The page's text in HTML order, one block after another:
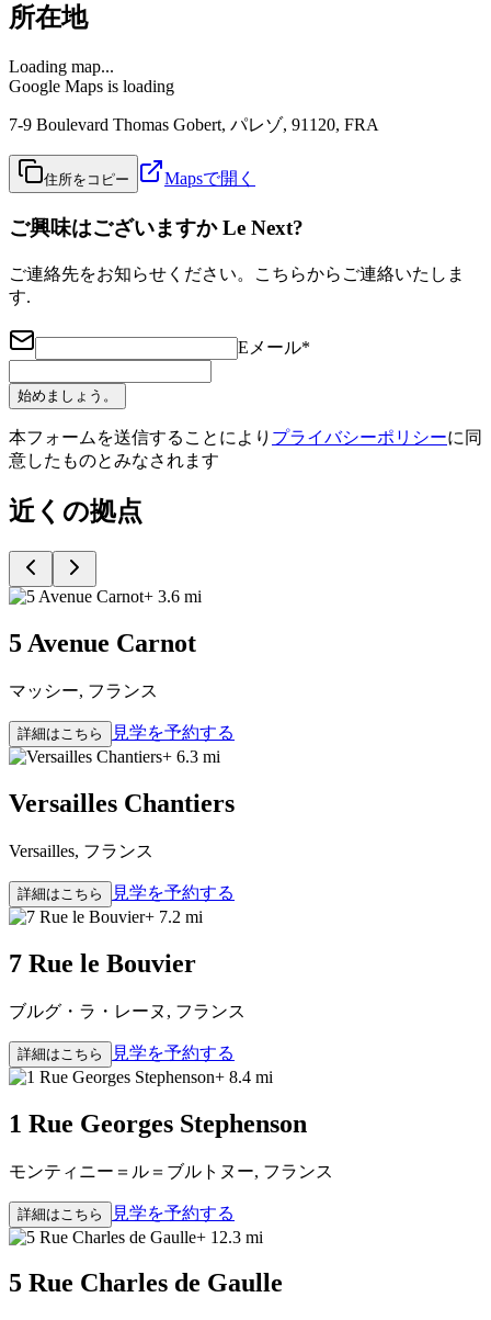
所在地
Loading map...
Google Maps is loading
7-9 Boulevard Thomas Gobert, パレゾ, 91120, FRA
住所をコピー Mapsで開く
ご興味はございますか Le Next?
ご連絡先をお知らせください。こちらからご連絡いたしま
す.
Eメール*
始めましょう。
本フォームを送信することにより プライバシーポリシーに同
意したものとみなされます
近くの拠点
+ 3.6 mi
5 Avenue Carnot
マッシー, フランス
詳細はこちら
見学を予約する
+ 6.3 mi
Versailles Chantiers
Versailles, フランス
詳細はこちら
見学を予約する
+ 7.2 mi
7 Rue le Bouvier
ブルグ・ラ・レーヌ, フランス
詳細はこちら
見学を予約する
+ 8.4 mi
1 Rue Georges Stephenson
モンティニー＝ル＝ブルトヌー, フランス
詳細はこちら
見学を予約する
+ 12.3 mi
5 Rue Charles de Gaulle